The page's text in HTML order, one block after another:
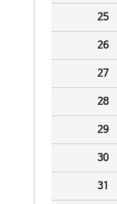
25
26
27
28
29
30
31